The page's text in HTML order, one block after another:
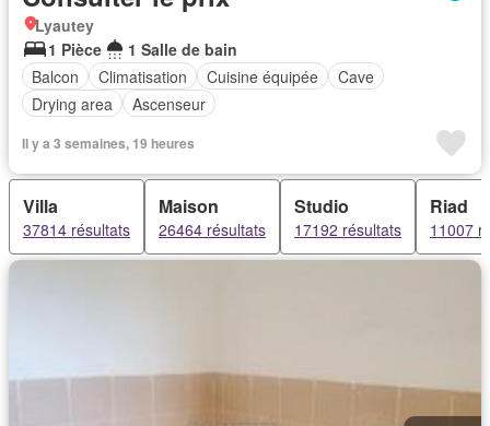
Lyautey
1 Pièce
1 Salle de bain
Balcon
Climatisation Cuisine équipée
Cave
Drying area
Ascenseur
Il y a 3 semaines, 19 heures
Villa
37814 résultats
Maison
26464 résultats
Studio
17192 résultats
Riad
11007